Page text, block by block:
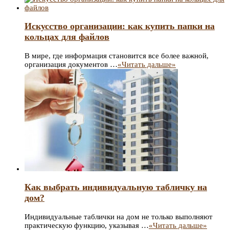
Искусство организации: как купить папки на
кольцах для файлов
В мире, где информация становится все более важной,
организация документов …«Читать дальше»
Как выбрать индивидуальную табличку на
дом?
Индивидуальные таблички на дом не только выполняют
практическую функцию, указывая …«Читать дальше»